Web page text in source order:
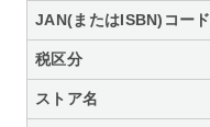
JAN(またはISBN)コード
税区分
ストア名